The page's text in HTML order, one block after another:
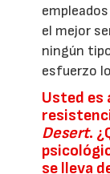
el mejor
ningún
esfuerzo
Usted es
Desert.
se lleva